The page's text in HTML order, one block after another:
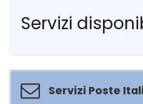
Servizi
Servizi Poste